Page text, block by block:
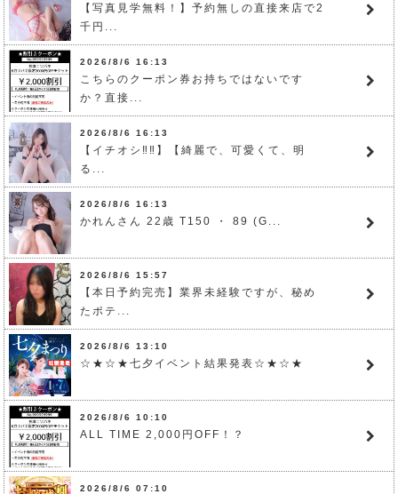
【写真見学無料！】予約無しの直接来店で2
千円...
2026/8/6 16:13
こちらのクーポン券お持ちではないです
か？直接...
2026/8/6 16:13
【イチオシ‼️‼️】【綺麗で、可愛くて、明
る...
2026/8/6 16:13
かれんさん 22歳 T150 ・ 89 (G...
2026/8/6 15:57
【本日予約完売】業界未経験ですが、秘め
たポテ...
2026/8/6 13:10
☆★☆★七夕イベント結果発表☆★☆★
2026/8/6 10:10
ALL TIME 2,000円OFF！？
2026/8/6 07:10